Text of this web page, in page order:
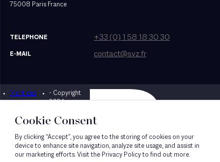
75008 Paris France
TELEPHONE +33 (0) 1 58 18 30 30
E-MAIL contact@svz.fr
Mentions
légales
- Copyright
2024
Designed by Bonhomme
Cookie Consent
By clicking “Accept”, you agree to the storing of cookies on your
device to enhance site navigation, analyze site usage, and assist in
our marketing efforts. Visit the Privacy Policy to find out more.